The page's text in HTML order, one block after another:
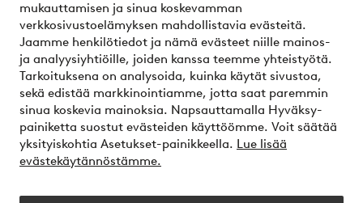
mukauttamisen ja sinua koskevamman
verkkosivustoelämyksen mahdollistavia evästeitä.
Jaamme henkilötiedot ja nämä evästeet niille mainos-
ja analyysiyhtiöille, joiden kanssa teemme yhteistyötä.
Tarkoituksena on analysoida, kuinka käytät sivustoa,
sekä edistää markkinointiamme, jotta saat paremmin
sinua koskevia mainoksia. Napsauttamalla Hyväksy-
painiketta suostut evästeiden käyttöömme. Voit säätää
yksityiskohtia Asetukset-painikkeella. Lue lisää
evästekäytännöstämme.
Turvalliset maksut – maksa nyt tai erissä
Haluatko tietää lisää maksuvaihtoehdoistamme?
elpy